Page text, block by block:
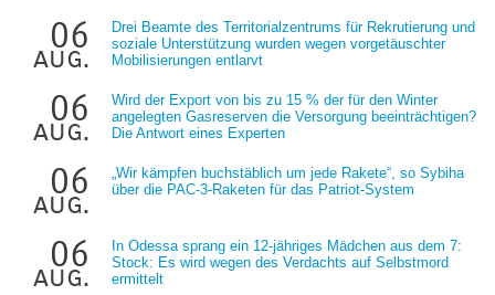
06
aug.
Drei Beamte des Territorialzentrums für Rekrutierung und
soziale Unterstützung wurden wegen vorgetäuschter
Mobilisierungen entlarvt
06
aug.
Wird der Export von bis zu 15 % der für den Winter
angelegten Gasreserven die Versorgung beeinträchtigen?
Die Antwort eines Experten
06
aug.
„Wir kämpfen buchstäblich um jede Rakete“, so Sybiha
über die PAC-3-Raketen für das Patriot-System
06
aug.
In Odessa sprang ein 12-jähriges Mädchen aus dem 7:
Stock: Es wird wegen des Verdachts auf Selbstmord
ermittelt